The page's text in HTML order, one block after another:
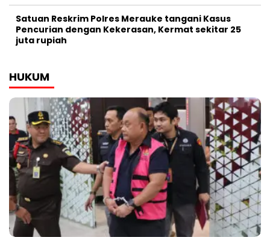
Satuan Reskrim Polres Merauke tangani Kasus
Pencurian dengan Kekerasan, Kermat sekitar 25
juta rupiah
HUKUM